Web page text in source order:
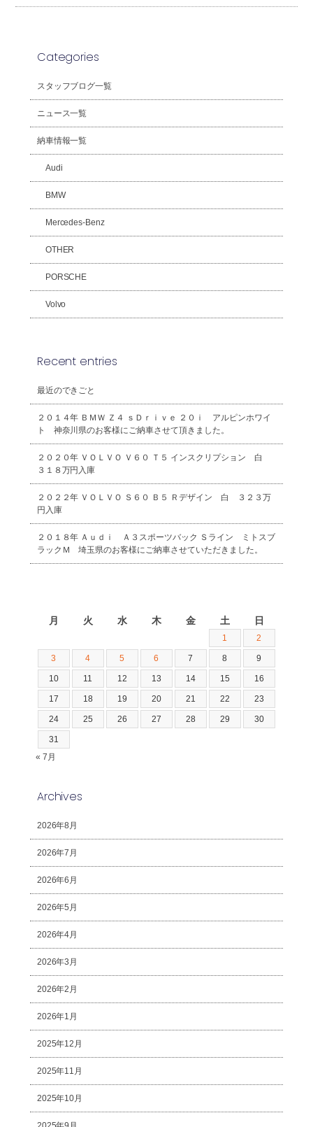
Categories
スタッフブログ一覧
ニュース一覧
納車情報一覧
Audi
BMW
Mercedes-Benz
OTHER
PORSCHE
Volvo
Recent entries
最近のできごと
２０１４年 ＢＭＷ Ｚ４ ｓＤｒｉｖｅ ２０ｉ アルピンホワイ
ト 神奈川県のお客様にご納車させて頂きました。
２０２０年 ＶＯＬＶＯ Ｖ６０ Ｔ５ インスクリプション 白
３１８万円入庫
２０２２年 ＶＯＬＶＯ Ｓ６０ Ｂ５ Ｒデザイン 白 ３２３万
円入庫
２０１８年 Ａｕｄｉ Ａ３スポーツバック Ｓライン ミトスブ
ラックＭ 埼玉県のお客様にご納車させていただきました。
月 火 水 木 金 土 日
1 2
3 4 5 6 7 8 9
10 11 12 13 14 15 16
17 18 19 20 21 22 23
24 25 26 27 28 29 30
31
« 7月
Archives
2026年8月
2026年7月
2026年6月
2026年5月
2026年4月
2026年3月
2026年2月
2026年1月
2025年12月
2025年11月
2025年10月